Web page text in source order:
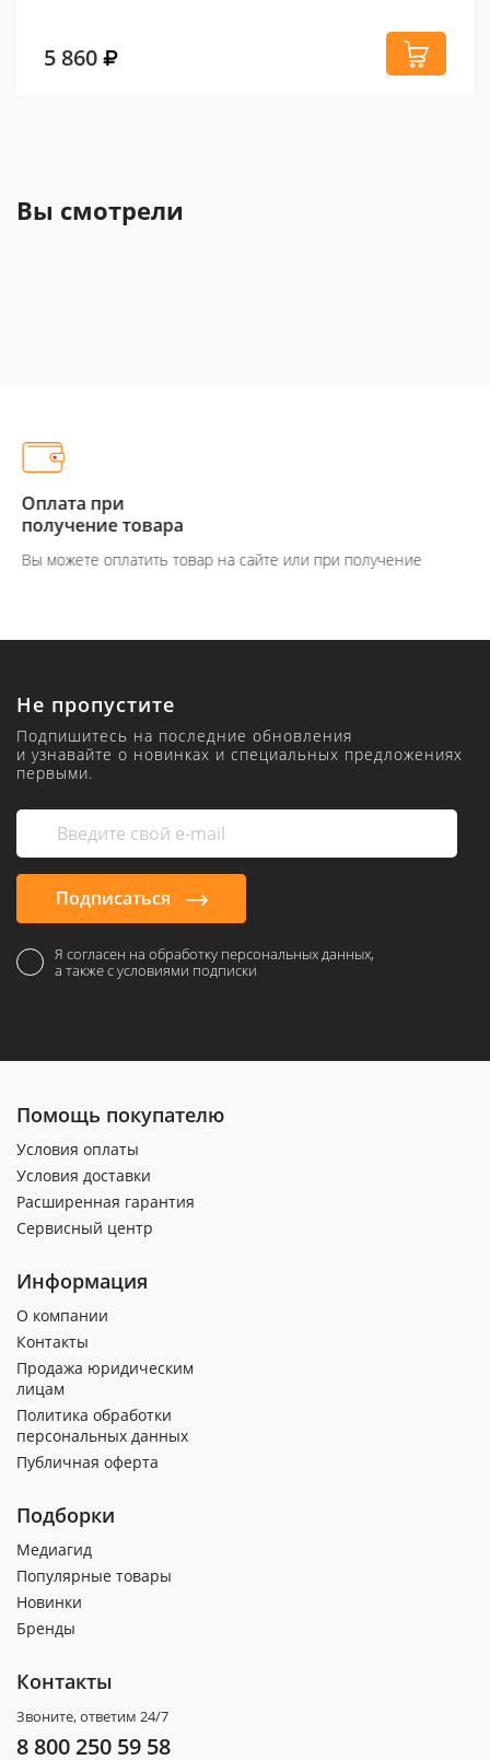
5 860
Вы смотрели
Оплата при
получение товара
Вы можете оплатить товар на сайте или при получение
Не пропустите
Подпишитесь на последние обновления
и узнавайте о новинках и специальных предложениях
первыми.
Подписаться
Я согласен на обработку персональных данных,
а также с условиями подписки
Помощь покупателю
Условия оплаты
Условия доставки
Расширенная гарантия
Сервисный центр
Информация
О компании
Контакты
Продажа юридическим
лицам
Политика обработки
персональных данных
Публичная оферта
Подборки
Медиагид
Популярные товары
Новинки
Бренды
Контакты
Звоните, ответим 24/7
8 800 250 59 58